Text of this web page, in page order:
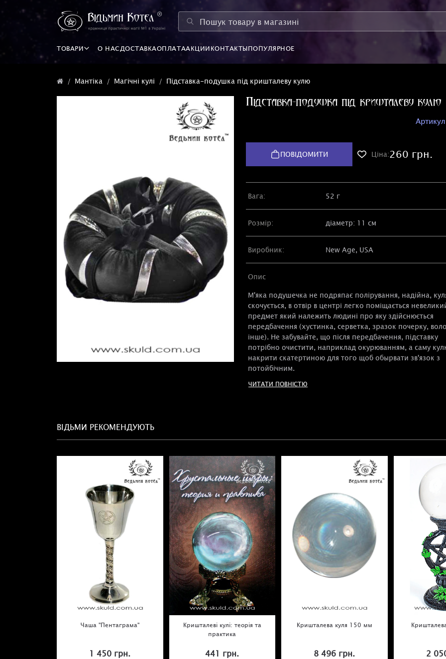
ТОВАРИ О НАСДОСТАВКАОПЛАТААКЦИИКОНТАКТЫПОПУЛЯРНОЕ
Мантіка Магічні кулі Підставка-подушка під кришталеву кулю
Підставка-подушка під кришталеву кулю
ПОВІДОМИТИ Ціна:260 грн.
Вага: 52 г
Розмір: діаметр: 11 см
Виробник: New Age, USA
Опис
М'яка подушечка не подряпає полірування, надійна,
скочується, в отвір в центрі легко поміщається
предмет який належить людині про яку здійснюється
передбачення (хустинка, серветка, зразок почерку,
інше). Не забувайте, що після передбачення, підставку
потрібно очистити, наприклад окурюванням, а саму
накрити скатертиною для того щоб обырвати зв'язок з
потойбічним.
ЧИТАТИ ПОВНІСТЮ
ВІДЬМИ РЕКОМЕНДУЮТЬ
Чаша "Пентаграма"
1 450 грн.
Кришталеві кулі: теорія та
практика
441 грн.
Кришталева куля 150 мм
8 496 грн. 2